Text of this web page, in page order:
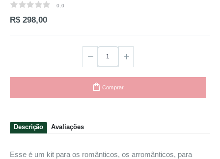
0.0
0.0
R$ 298,00
Comprar
Descrição Avaliações
Esse é um kit para os românticos, os arromânticos, para